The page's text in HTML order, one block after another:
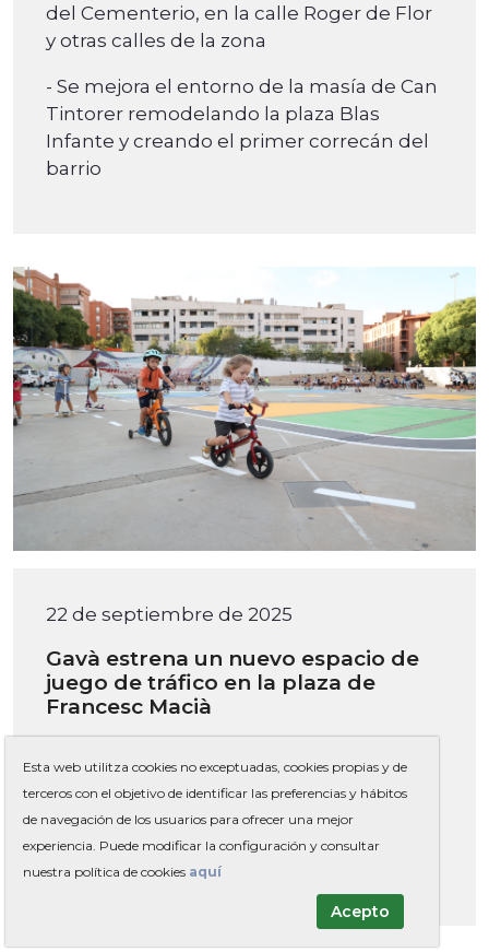
del Cementerio, en la calle Roger de Flor
y otras calles de la zona
- Se mejora el entorno de la masía de Can
Tintorer remodelando la plaza Blas
Infante y creando el primer correcán del
barrio
22 de septiembre de 2025
Gavà estrena un nuevo espacio de
juego de tráfico en la plaza de
Francesc Macià
Europea de la Movilidad, con una serie de
actividades para promover hábitos de
movilidad más sostenibles, seguros y
saludables entre la ciudadanía
Esta web utilitza cookies no exceptuadas, cookies propias y de
terceros con el objetivo de identificar las preferencias y hábitos
de navegación de los usuarios para ofrecer una mejor
experiencia. Puede modificar la configuración y consultar
nuestra política de cookies aquí
Acepto